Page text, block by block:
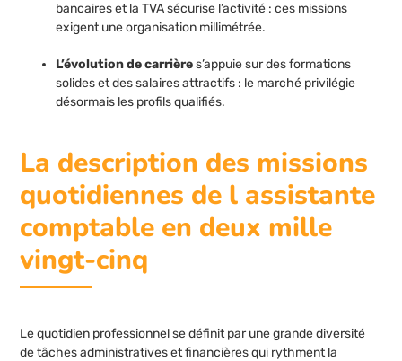
bancaires et la TVA sécurise l’activité : ces missions
exigent une organisation millimétrée.
L’évolution de carrières’appuie sur des formations
solides et des salaires attractifs : le marché privilégie
désormais les profils qualifiés.
La description des missions
quotidiennes de l assistante
comptable en deux mille
vingt-cinq
Le quotidien professionnel se définit par une grande diversité
de tâches administratives et financières qui rythment la